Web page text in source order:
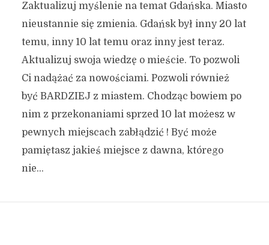
Zaktualizuj myślenie na temat Gdańska. Miasto
nieustannie się zmienia. Gdańsk był inny 20 lat
temu, inny 10 lat temu oraz inny jest teraz.
Aktualizuj swoja wiedzę o mieście. To pozwoli
Ci nadążać za nowościami. Pozwoli również
być BARDZIEJ z miastem. Chodząc bowiem po
nim z przekonaniami sprzed 10 lat możesz w
pewnych miejscach zabłądzić ! Być może
pamiętasz jakieś miejsce z dawna, którego
nie...